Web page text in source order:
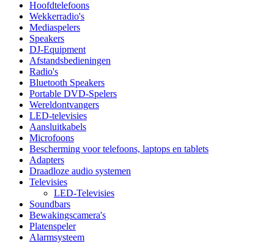
Hoofdtelefoons
Wekkerradio's
Mediaspelers
Speakers
DJ-Equipment
Afstandsbedieningen
Radio's
Bluetooth Speakers
Portable DVD-Spelers
Wereldontvangers
LED-televisies
Aansluitkabels
Microfoons
Bescherming voor telefoons, laptops en tablets
Adapters
Draadloze audio systemen
Televisies
LED-Televisies
Soundbars
Bewakingscamera's
Platenspeler
Alarmsysteem